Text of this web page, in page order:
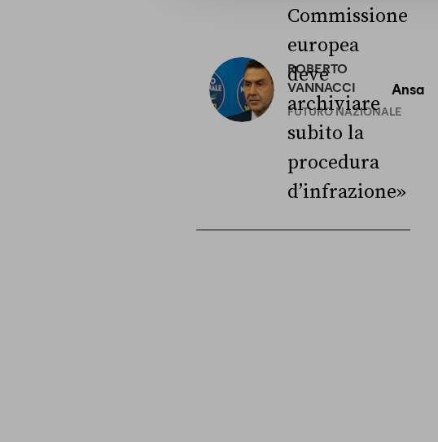
ROBERTO
VANNACCI
FUTURO NAZIONALE
Commissione
europea
deve
archiviare
subito la
procedura
d’infrazione»
Ansa